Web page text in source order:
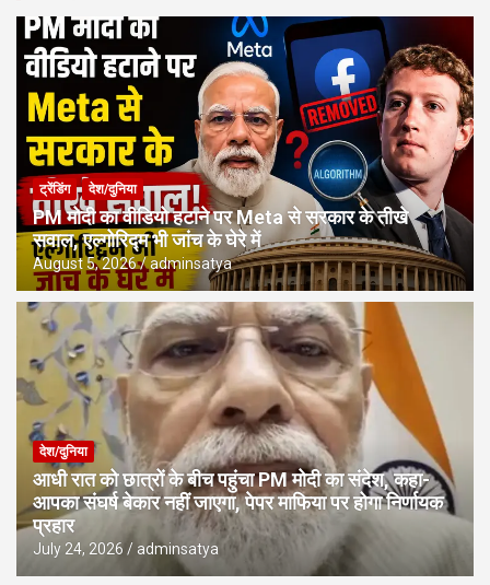
ट्रेंडिंग देश/दुनिया
PM मोदी का वीडियो हटाने पर Meta से सरकार के तीखे
सवाल, एल्गोरिद्म भी जांच के घेरे में
August 5, 2026 adminsatya
देश/दुनिया
आधी रात को छात्रों के बीच पहुंचा PM मोदी का संदेश, कहा-
आपका संघर्ष बेकार नहीं जाएगा, पेपर माफिया पर होगा निर्णायक
प्रहार
July 24, 2026 adminsatya